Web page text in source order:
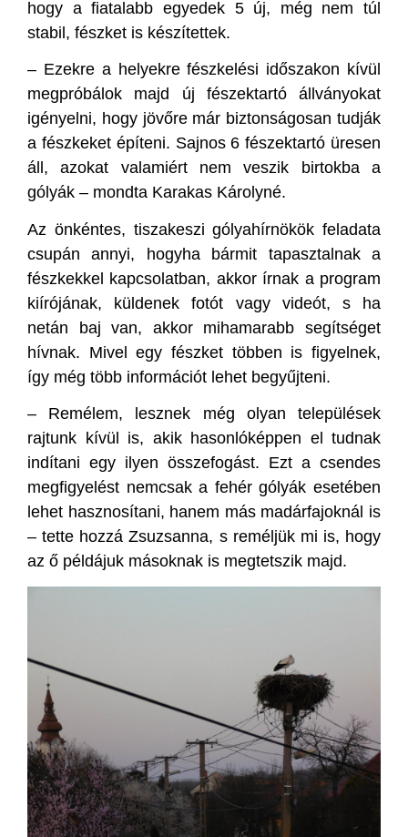
hogy a fiatalabb egyedek 5 új, még nem túl
stabil, fészket is készítettek.
– Ezekre a helyekre fészkelési időszakon kívül
megpróbálok majd új fészektartó állványokat
igényelni, hogy jövőre már biztonságosan tudják
a fészkeket építeni. Sajnos 6 fészektartó üresen
áll, azokat valamiért nem veszik birtokba a
gólyák – mondta Karakas Károlyné.
Az önkéntes, tiszakeszi gólyahírnökök feladata
csupán annyi, hogyha bármit tapasztalnak a
fészkekkel kapcsolatban, akkor írnak a program
kiírójának, küldenek fotót vagy videót, s ha
netán baj van, akkor mihamarabb segítséget
hívnak. Mivel egy fészket többen is figyelnek,
így még több információt lehet begyűjteni.
– Remélem, lesznek még olyan települések
rajtunk kívül is, akik hasonlóképpen el tudnak
indítani egy ilyen összefogást. Ezt a csendes
megfigyelést nemcsak a fehér gólyák esetében
lehet hasznosítani, hanem más madárfajoknál is
– tette hozzá Zsuzsanna, s reméljük mi is, hogy
az ő példájuk másoknak is megtetszik majd.